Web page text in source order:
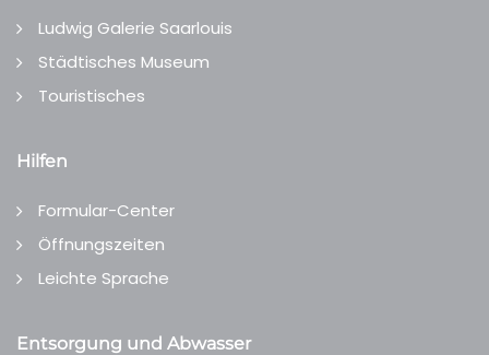
Ludwig Galerie Saarlouis
Städtisches Museum
Touristisches
Hilfen
Formular-Center
Öffnungszeiten
Leichte Sprache
Entsorgung und Abwasser